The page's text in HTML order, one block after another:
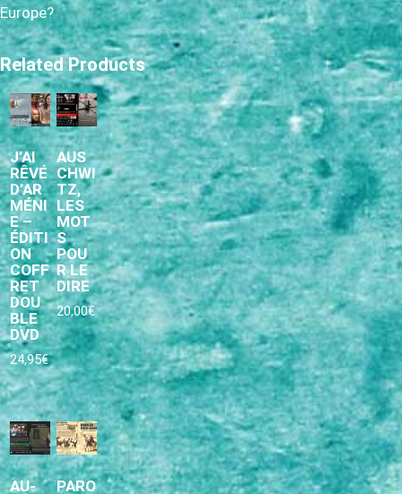
Europe?
Related Products
J’AI
RÊVÉ
D’AR
MÉNI
E –
ÉDITI
ON
COFF
RET
DOU
BLE
DVD
24,95€
AUS
CHWI
TZ,
LES
MOT
S
POU
R LE
DIRE
20,00€
AU-
PARO